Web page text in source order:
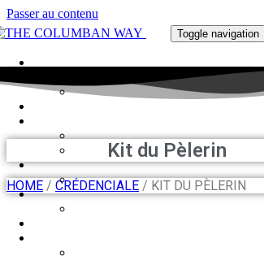
Passer au contenu
COLUMBAN WAY
Toggle navigation
Kit du Pèlerin
HOME / CRÉDENCIALE / KIT DU PÈLERIN